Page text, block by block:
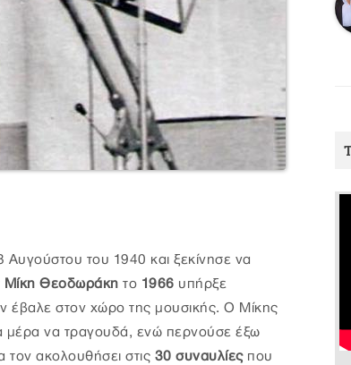
Αυγούστου του 1940 και ξεκίνησε να
Μίκη Θεοδωράκη το 1966 υπήρξε
έβαλε στον χώρο της μουσικής. Ο Μίκης
μέρα να τραγουδά, ενώ περνούσε έξω
τον ακολουθήσει στις 30 συναυλίεςπου